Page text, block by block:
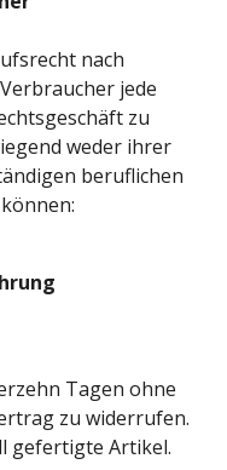
nach
jede
zu
weder ihrer
beruflichen
Tagen ohne
zu widerrufen.
gefertigte Artikel.